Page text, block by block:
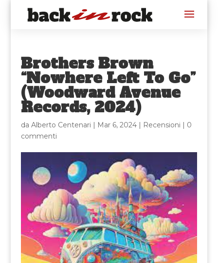
Brothers Brown
“Nowhere Left To Go”
(Woodward Avenue
Records, 2024)
da Alberto Centenari | Mar 6, 2024| Recensioni | 0
commenti